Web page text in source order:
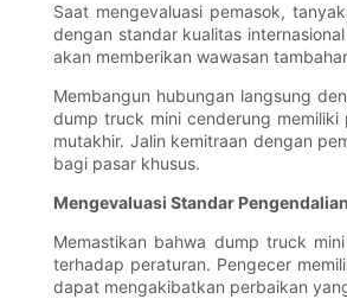
Saat mengevaluasi pemasok,
dengan standar kualitas
akan memberikan wawasan
Membangun hubungan langsung
dump truck mini cenderung
mutakhir. Jalin kemitraan dengan
bagi pasar khusus.
Mengevaluasi Standar
Memastikan bahwa dump truck
terhadap peraturan. Pengecer
dapat mengakibatkan perbaikan